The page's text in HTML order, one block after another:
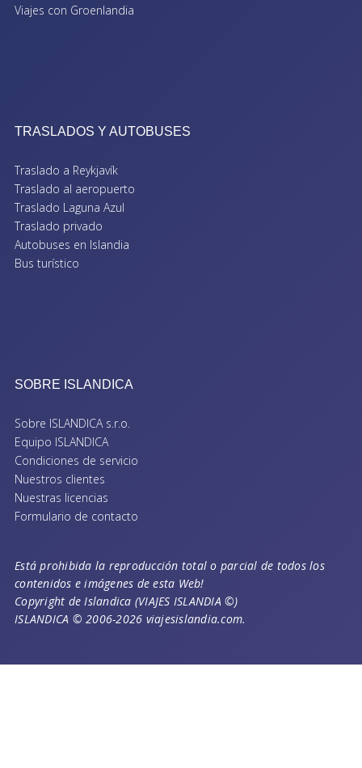
Viajes con Groenlandia
TRASLADOS Y AUTOBUSES
Traslado a Reykjavík
Traslado al aeropuerto
Traslado Laguna Azul
Traslado privado
Autobuses en Islandia
Bus turístico
SOBRE ISLANDICA
Sobre ISLANDICA s.r.o.
Equipo ISLANDICA
Condiciones de servicio
Nuestros clientes
Nuestras licencias
Formulario de contacto
Está prohibida la reproducción total o parcial de todos los
contenidos e imágenes de esta Web!
Copyright de Islandica (VIAJES ISLANDIA ©)
ISLANDICA © 2006-2026 viajesislandia.com.